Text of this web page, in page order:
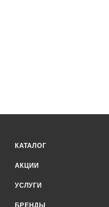
КАТАЛОГ
АКЦИИ
УСЛУГИ
БРЕНДЫ